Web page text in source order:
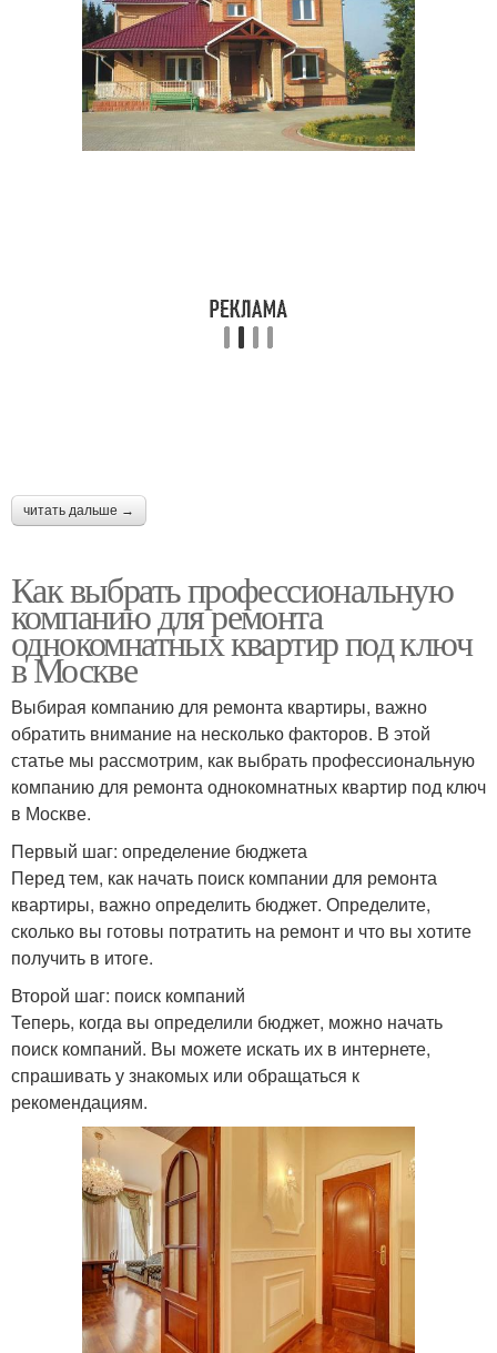
читать дальше →
Как выбрать профессиональную
компанию для ремонта
однокомнатных квартир под ключ
в Москве
Выбирая компанию для ремонта квартиры, важно
обратить внимание на несколько факторов. В этой
статье мы рассмотрим, как выбрать профессиональную
компанию для ремонта однокомнатных квартир под ключ
в Москве.
Первый шаг: определение бюджета
Перед тем, как начать поиск компании для ремонта
квартиры, важно определить бюджет. Определите,
сколько вы готовы потратить на ремонт и что вы хотите
получить в итоге.
Второй шаг: поиск компаний
Теперь, когда вы определили бюджет, можно начать
поиск компаний. Вы можете искать их в интернете,
спрашивать у знакомых или обращаться к
рекомендациям.